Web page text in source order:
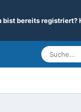
bist bereits registriert?